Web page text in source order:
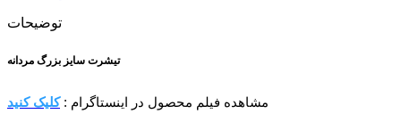
توضیحات
تیشرت سایز بزرگ مردانه
مشاهده فیلم محصول در اینستاگرام :کلیک کنید